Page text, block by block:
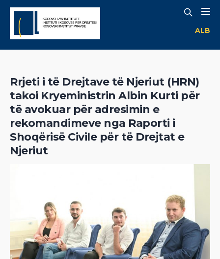
ALB
Rrjeti i të Drejtave të Njeriut (HRN)
takoi Kryeministrin Albin Kurti për
të avokuar për adresimin e
rekomandimeve nga Raporti i
Shoqërisë Civile për të Drejtat e
Njeriut